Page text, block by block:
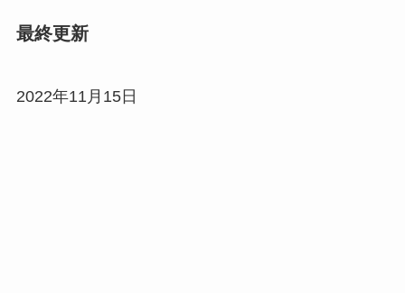
最終更新
2022年11月15日